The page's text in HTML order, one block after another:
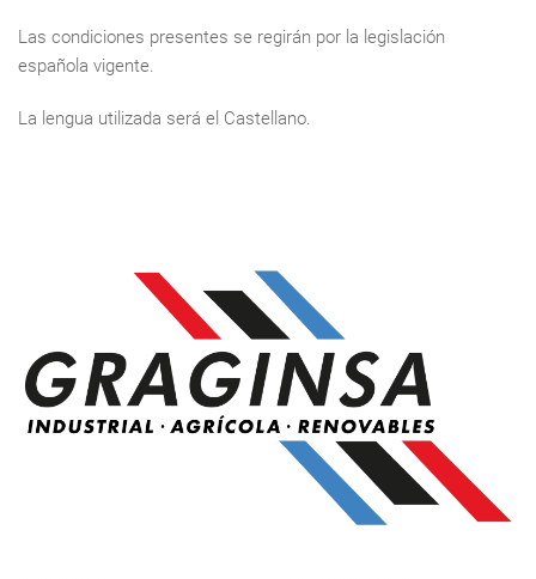
Las condiciones presentes se regirán por la legislación
española vigente.
La lengua utilizada será el Castellano.